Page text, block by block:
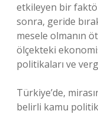
etkileyen bir
sonra, geride
mesele olmanın
ölçekteki
politikaları ve
Türkiye’de,
belirli kamu